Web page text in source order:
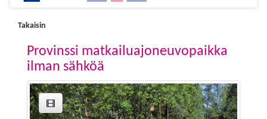
Takaisin
Provinssi matkailuajoneuvopaikka
ilman sähköä